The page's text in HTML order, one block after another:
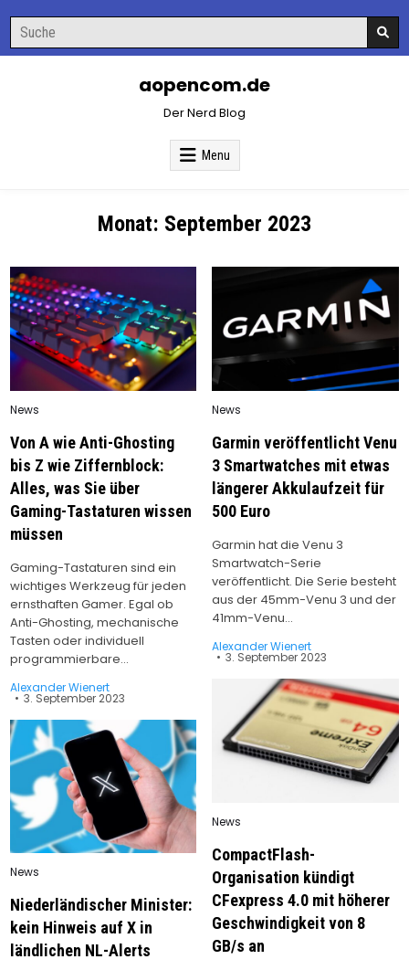
content
Search
for:
aopencom.de
Der Nerd Blog
Menu
Monat: September 2023
Posted
News
Von A wie Anti-Ghosting
bis Z wie Ziffernblock:
Alles, was Sie über
Gaming-Tastaturen wissen
müssen
Gaming-Tastaturen sind ein
wichtiges Werkzeug für jeden
ernsthaften Gamer. Egal ob
Anti-Ghosting, mechanische
Tasten oder individuell
programmierbare…
Alexander Wienert
3. September 2023
Posted
News
Garmin veröffentlicht Venu
3 Smartwatches mit etwas
längerer Akkulaufzeit für
500 Euro
Garmin hat die Venu 3
Smartwatch-Serie
veröffentlicht. Die Serie besteht
aus der 45mm-Venu 3 und der
41mm-Venu…
Alexander Wienert
3. September 2023
Posted
News
CompactFlash-
Organisation kündigt
CFexpress 4.0 mit höherer
Geschwindigkeit von 8
GB/s an
Posted
News
Niederländischer Minister:
kein Hinweis auf X in
ländlichen NL-Alerts